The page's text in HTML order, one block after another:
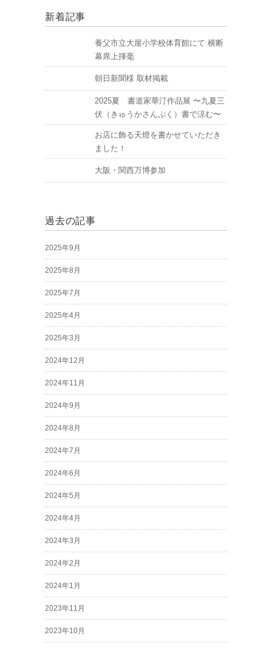
新着記事
養父市立大屋小学校体育館にて 横断
幕席上揮毫
朝日新聞様 取材掲載
2025夏 書道家華汀作品展 〜九夏三
伏（きゅうかさんぷく）書で涼む〜
お店に飾る天燈を書かせていただき
ました！
大阪・関西万博参加
過去の記事
2025年9月
2025年8月
2025年7月
2025年4月
2025年3月
2024年12月
2024年11月
2024年9月
2024年8月
2024年7月
2024年6月
2024年5月
2024年4月
2024年3月
2024年2月
2024年1月
2023年11月
2023年10月